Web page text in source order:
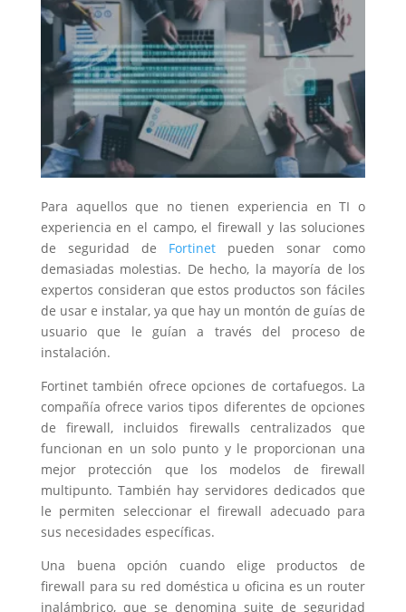
Para aquellos que no tienen experiencia en TI o
experiencia en el campo, el firewall y las soluciones
de seguridad de Fortinet pueden sonar como
demasiadas molestias. De hecho, la mayoría de los
expertos consideran que estos productos son fáciles
de usar e instalar, ya que hay un montón de guías de
usuario que le guían a través del proceso de
instalación.
Fortinet también ofrece opciones de cortafuegos. La
compañía ofrece varios tipos diferentes de opciones
de firewall, incluidos firewalls centralizados que
funcionan en un solo punto y le proporcionan una
mejor protección que los modelos de firewall
multipunto. También hay servidores dedicados que
le permiten seleccionar el firewall adecuado para
sus necesidades específicas.
Una buena opción cuando elige productos de
firewall para su red doméstica u oficina es un router
inalámbrico, que se denomina suite de seguridad